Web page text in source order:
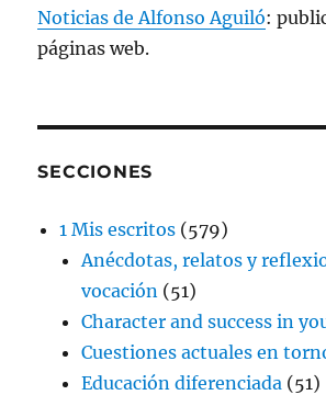
Noticias de Alfonso Aguiló:
páginas web.
SECCIONES
1 Mis escritos (579)
Anécdotas, relatos y
vocación (51)
Character and success in
Cuestiones actuales en
Educación diferenciada (51)